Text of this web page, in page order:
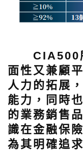
CIA500所
面性又兼顧
人力的拓展
能力，同時
的業務銷售
識在金融保
為其明確追